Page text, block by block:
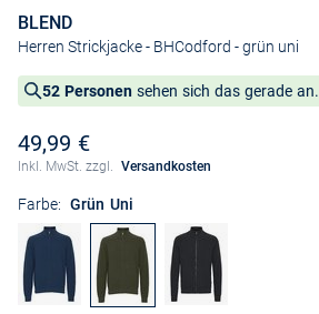
BLEND
Herren Strickjacke - BHCodford - grün uni
52 Personen sehen sich das gerade an.
49,99 €
Inkl. MwSt. zzgl. Versandkosten
Farbe: Grün Uni